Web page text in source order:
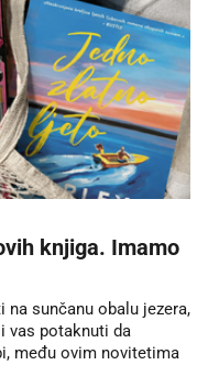
knjiga. Imamo
sunčanu obalu jezera,
vas potaknuti da
među ovim novitetima